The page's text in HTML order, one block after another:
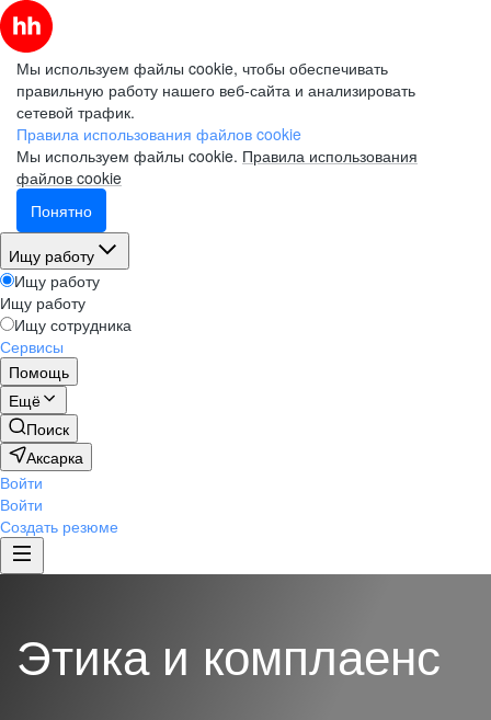
Мы используем файлы cookie, чтобы обеспечивать
правильную работу нашего веб-сайта и анализировать
сетевой трафик.
Правила использования файлов cookie
Мы используем файлы cookie. Правила использования
файлов cookie
Понятно
Ищу работу
Ищу работу
Ищу работу
Ищу сотрудника
Сервисы
Помощь
Ещё
Поиск
Аксарка
Войти
Войти
Создать резюме
Этика и комплаенс